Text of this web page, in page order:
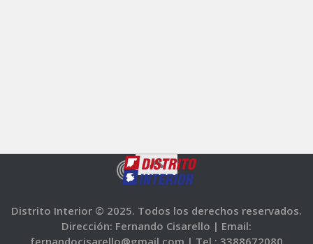
Distrito Interior © 2025. Todos los derechos reservados.
Dirección: Fernando Cisarello | Email: